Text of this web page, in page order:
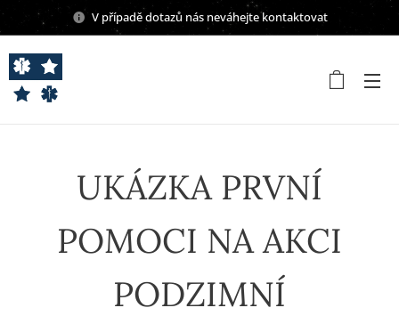
V případě dotazů nás neváhejte kontaktovat
UKÁZKA PRVNÍ
POMOCI NA AKCI
PODZIMNÍ